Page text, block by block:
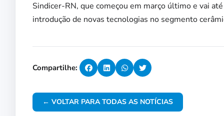
Sindicer-RN, que começou em março último e vai
introdução de novas tecnologias no segmento
Compartilhe:
← VOLTAR PARA TODAS AS NOTÍCIAS